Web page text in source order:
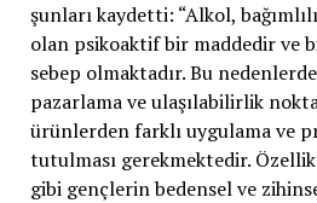
şunları kaydetti: “Alkol,
olan psikoaktif bir maddedir ve
sebep olmaktadır. Bu
pazarlama ve ulaşılabilirlik
ürünlerden farklı uygulama ve
tutulması gerekmektedir.
gibi gençlerin bedensel ve